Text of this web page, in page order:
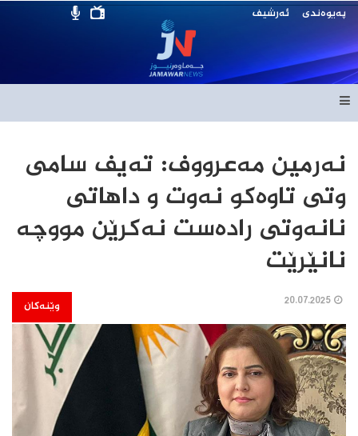
پەیوەندی ئەرشیف
نەرمین مەعرووف: تەیف سامی
وتی تاوەکو نەوت و داهاتی
نانەوتی رادەست نەکرێن مووچە
نانێرێت
وێنەکان